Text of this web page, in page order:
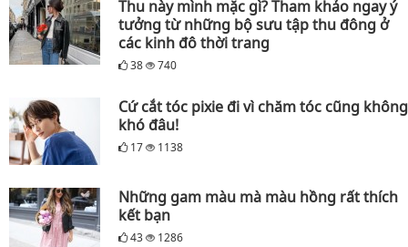
Thu này mình mặc gì? Tham khảo ngay ý
tưởng từ những bộ sưu tập thu đông ở
các kinh đô thời trang
38 740
Cứ cắt tóc pixie đi vì chăm tóc cũng không
khó đâu!
17 1138
Những gam màu mà màu hồng rất thích
kết bạn
43 1286